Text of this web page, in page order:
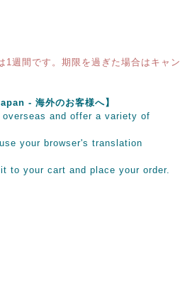
週間です。期限を過ぎた場合はキャン
- 海外のお客様へ】
and offer a variety of
your browser's translation
to your cart and place your order.